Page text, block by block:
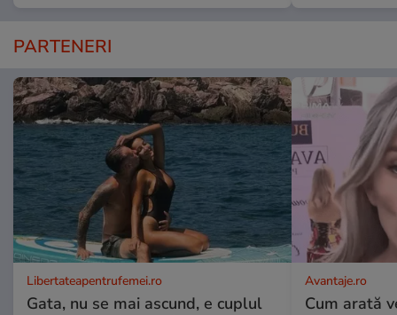
PARTENERI
Libertateapentrufemei.ro
Gata, nu se mai ascund, e cuplul
Avantaje.ro
Cum arată